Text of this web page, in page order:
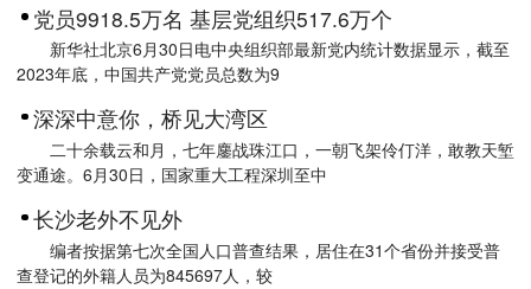
党员9918.5万名 基层党组织517.6万个
新华社北京6月30日电中央组织部最新党内统计数据显示，截至
2023年底，中国共产党党员总数为9
深深中意你，桥见大湾区
二十余载云和月，七年鏖战珠江口，一朝飞架伶仃洋，敢教天堑
变通途。6月30日，国家重大工程深圳至中
长沙老外不见外
编者按据第七次全国人口普查结果，居住在31个省份并接受普
查登记的外籍人员为845697人，较